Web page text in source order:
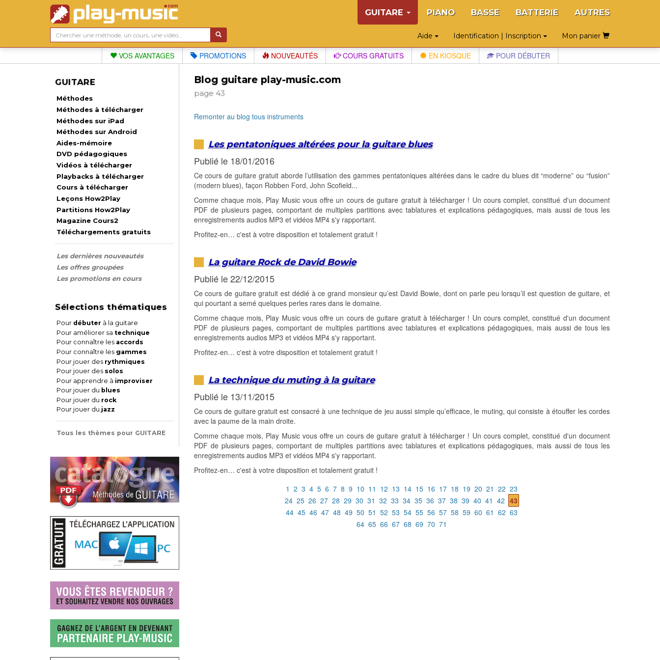
GUITARE PIANO BASSE BATTERIE AUTRES
Aide Identification | Inscription Mon panier
VOS AVANTAGES PROMOTIONS NOUVEAUTÉS COURS GRATUITS EN KIOSQUE POUR DÉBUTER
GUITARE
Méthodes
Méthodes à télécharger
Méthodes sur iPad
Méthodes sur Android
Aides-mémoire
DVD pédagogiques
Vidéos à télécharger
Playbacks à télécharger
Cours à télécharger
Leçons How2Play
Partitions How2Play
Magazine Cours2
Téléchargements gratuits
Les dernières nouveautés
Les offres groupées
Les promotions en cours
Sélections thématiques
Pour débuter à la guitare
Pour améliorer sa technique
Pour connaître les accords
Pour connaître les gammes
Pour jouer des rythmiques
Pour jouer des solos
Pour apprendre à improviser
Pour jouer du blues
Pour jouer du rock
Pour jouer du jazz
Tous les thèmes pour GUITARE
Blog guitare play-music.com
page 43
Remonter au blog tous instruments
Les pentatoniques altérées pour la guitare blues
Publié le 18/01/2016
Ce cours de guitare gratuit aborde l’utilisation des gammes pentatoniques altérées dans le cadre du blues dit “moderne” ou “fusion”
(modern blues), façon Robben Ford, John Scofield...
Comme chaque mois, Play Music vous offre un cours de guitare gratuit à télécharger ! Un cours complet, constitué d'un document
PDF de plusieurs pages, comportant de multiples partitions avec tablatures et explications pédagogiques, mais aussi de tous les
enregistrements audios MP3 et vidéos MP4 s'y rapportant.
Profitez-en… c'est à votre disposition et totalement gratuit !
La guitare Rock de David Bowie
Publié le 22/12/2015
Ce cours de guitare gratuit est dédié à ce grand monsieur qu’est David Bowie, dont on parle peu lorsqu’il est question de guitare, et
qui pourtant a semé quelques perles rares dans le domaine.
Comme chaque mois, Play Music vous offre un cours de guitare gratuit à télécharger ! Un cours complet, constitué d'un document
PDF de plusieurs pages, comportant de multiples partitions avec tablatures et explications pédagogiques, mais aussi de tous les
enregistrements audios MP3 et vidéos MP4 s'y rapportant.
Profitez-en… c'est à votre disposition et totalement gratuit !
La technique du muting à la guitare
Publié le 13/11/2015
Ce cours de guitare gratuit est consacré à une technique de jeu aussi simple qu’efficace, le muting, qui consiste à étouffer les cordes
avec la paume de la main droite.
Comme chaque mois, Play Music vous offre un cours de guitare gratuit à télécharger ! Un cours complet, constitué d'un document
PDF de plusieurs pages, comportant de multiples partitions avec tablatures et explications pédagogiques, mais aussi de tous les
enregistrements audios MP3 et vidéos MP4 s'y rapportant.
Profitez-en… c'est à votre disposition et totalement gratuit !
1 2 3 4 5 6 7 8 9 10 11 12 13 14 15 16 17 18 19 20 21 22 23
24 25 26 27 28 29 30 31 32 33 34 35 36 37 38 39 40 41 42 43
44 45 46 47 48 49 50 51 52 53 54 55 56 57 58 59 60 61 62 63
64 65 66 67 68 69 70 71